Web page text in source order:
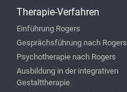
Therapie-Verfahren
Einführung Rogers
Gesprächsführung nach Rogers
Psychotherapie nach Rogers
Ausbildung in der integrativen
Gestalttherapie